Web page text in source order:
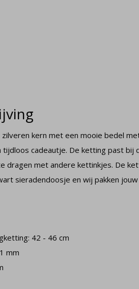
kern met een mooie bedel
cadeautje. De ketting past bij
dragen met andere kettinkjes. De
sieradendoosje en wij pakken
42 - 46 cm
mm